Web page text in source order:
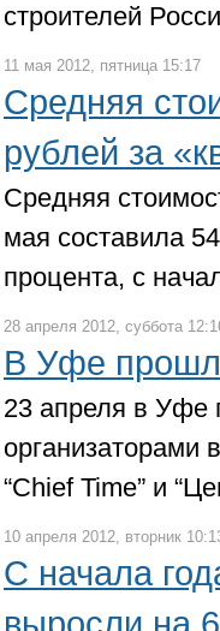
строителей
11 мая 2012, пятница 15:17
Средняя
рублей за
Средняя
мая составила
процента, с
28 апреля 2012, суббота
В Уфе
23 апреля в Уфе
организаторами
“Chief Time” и
10 апреля 2012, вторник
С начала